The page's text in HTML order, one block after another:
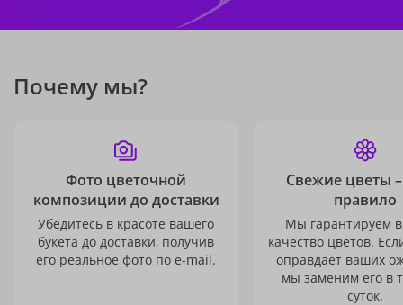
Почему мы?
Фото цветочной
композиции до доставки
Убедитесь в красоте вашего
букета до доставки, получив
его реальное фото по e-mail.
Свежие цветы
правило
Мы гарантируем
качество цветов.
оправдает ваших
мы заменим его в
суток.